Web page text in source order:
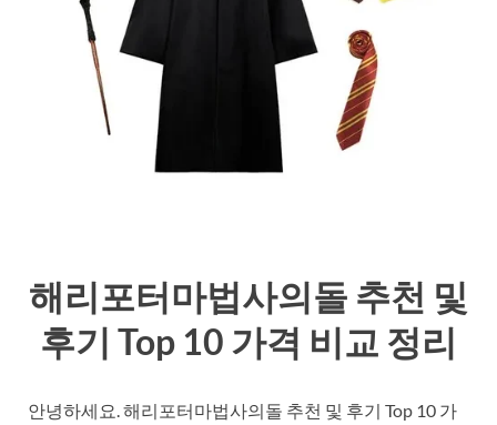
해리포터마법사의돌 추천 및
후기 Top 10 가격 비교 정리
안녕하세요. 해리포터마법사의돌 추천 및 후기 Top 10 가